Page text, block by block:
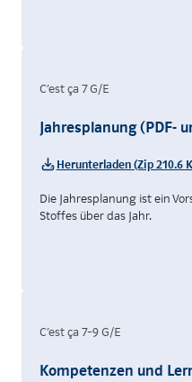
C’est ça 7 G/E
Jahresplanung (PDF-
Herunterladen (Zip 210.6
Die Jahresplanung ist ein
Stoffes über das Jahr.
C’est ça 7–9 G/E
Kompetenzen und